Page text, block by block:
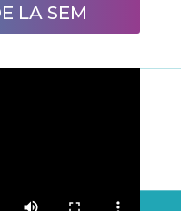
LA SEM